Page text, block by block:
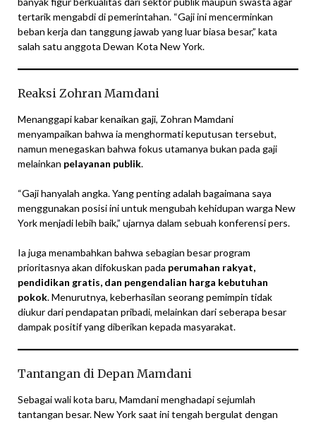
tertarik mengabdi di pemerintahan. “Gaji ini mencerminkan
beban kerja dan tanggung jawab yang luar biasa besar,” kata
salah satu anggota Dewan Kota New York.
Reaksi Zohran Mamdani
Menanggapi kabar kenaikan gaji, Zohran Mamdani
menyampaikan bahwa ia menghormati keputusan tersebut,
namun menegaskan bahwa fokus utamanya bukan pada gaji
melainkan pelayanan publik.
“Gaji hanyalah angka. Yang penting adalah bagaimana saya
menggunakan posisi ini untuk mengubah kehidupan warga New
York menjadi lebih baik,” ujarnya dalam sebuah konferensi pers.
Ia juga menambahkan bahwa sebagian besar program
prioritasnya akan difokuskan pada perumahan rakyat,
pendidikan gratis, dan pengendalian harga kebutuhan
pokok. Menurutnya, keberhasilan seorang pemimpin tidak
diukur dari pendapatan pribadi, melainkan dari seberapa besar
dampak positif yang diberikan kepada masyarakat.
Tantangan di Depan Mamdani
Sebagai wali kota baru, Mamdani menghadapi sejumlah
tantangan besar. New York saat ini tengah bergulat dengan